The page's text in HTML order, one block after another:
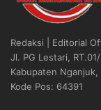
Redaksi | Editorial
Jl. PG Lestari,
Kabupaten
Kode Pos: 64391